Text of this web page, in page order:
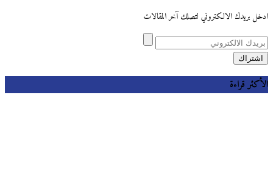
ادخل بريدك الالكتروني لتصلك آخر المقالات
الأكثر قراءة